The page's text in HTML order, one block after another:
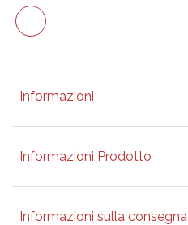
Informazioni
Informazioni Prodotto
Informazioni sulla consegna